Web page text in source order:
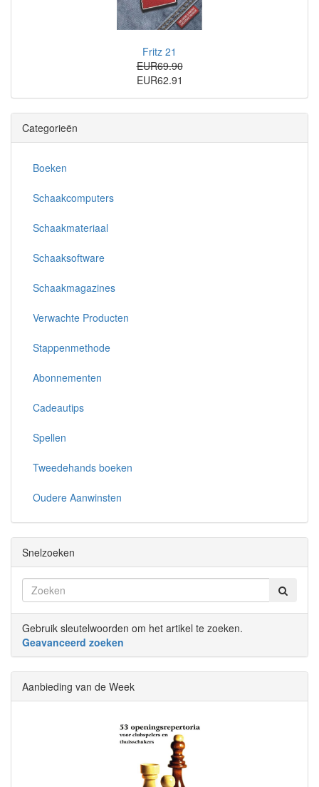
Fritz 21
EUR69.90
EUR62.91
Categorieën
Boeken
Schaakcomputers
Schaakmateriaal
Schaaksoftware
Schaakmagazines
Verwachte Producten
Stappenmethode
Abonnementen
Cadeautips
Spellen
Tweedehands boeken
Oudere Aanwinsten
Snelzoeken
Gebruik sleutelwoorden om het artikel te zoeken.
Geavanceerd zoeken
Aanbieding van de Week